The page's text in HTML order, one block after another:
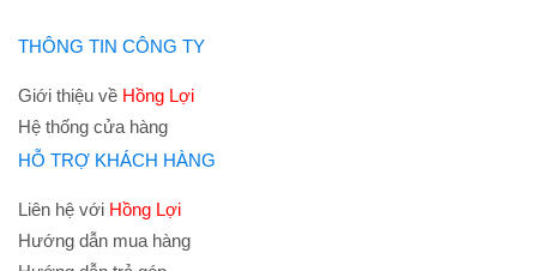
THÔNG TIN CÔNG TY
Giới thiệu về Hồng Lợi
Hệ thống cửa hàng
HỖ TRỢ KHÁCH HÀNG
Liên hệ với Hồng Lợi
Hướng dẫn mua hàng